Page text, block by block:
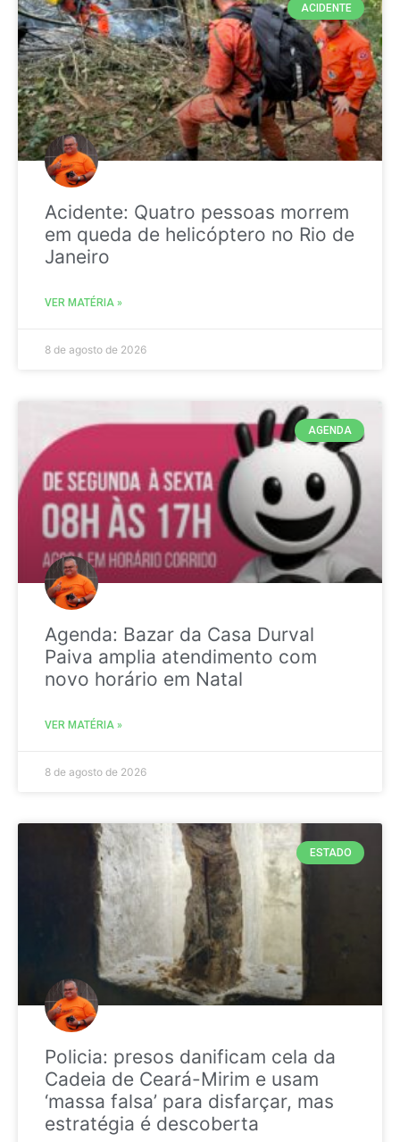
ACIDENTE
Acidente: Quatro pessoas morrem
em queda de helicóptero no Rio de
Janeiro
VER MATÉRIA »
8 de agosto de 2026
AGENDA
Agenda: Bazar da Casa Durval
Paiva amplia atendimento com
novo horário em Natal
VER MATÉRIA »
8 de agosto de 2026
ESTADO
Policia: presos danificam cela da
Cadeia de Ceará-Mirim e usam
‘massa falsa’ para disfarçar, mas
estratégia é descoberta